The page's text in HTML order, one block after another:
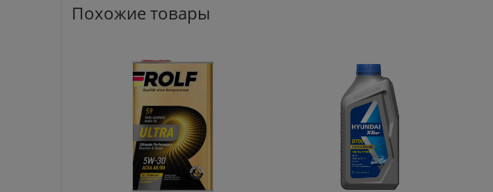
Похожие товары